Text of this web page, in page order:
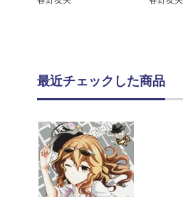
最近チェックした商品